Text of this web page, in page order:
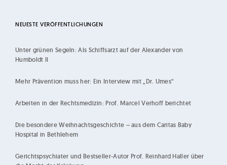
NEUESTE VERÖFFENTLICHUNGEN
Unter grünen Segeln: Als Schiffsarzt auf der Alexander von
Humboldt II
Mehr Prävention muss her: Ein Interview mit „Dr. Umes“
Arbeiten in der Rechtsmedizin: Prof. Marcel Verhoff berichtet
Die besondere Weihnachtsgeschichte – aus dem Caritas Baby
Hospital in Bethlehem
Gerichtspsychiater und Bestseller-Autor Prof. Reinhard Haller über